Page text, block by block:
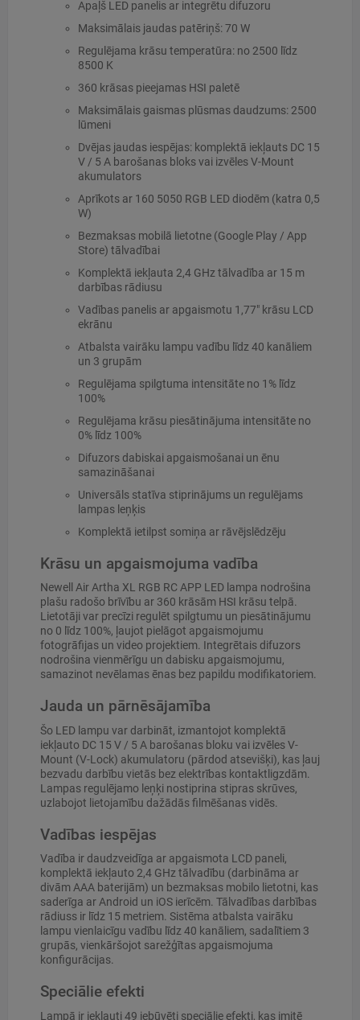
Apaļš LED panelis ar integrētu difuzoru
Maksimālais jaudas patēriņš: 70 W
Regulējama krāsu temperatūra: no 2500 līdz
8500 K
360 krāsas pieejamas HSI paletē
Maksimālais gaismas plūsmas daudzums: 2500
lūmeni
Dvējas jaudas iespējas: komplektā iekļauts DC 15
V / 5 A barošanas bloks vai izvēles V-Mount
akumulators
Aprīkots ar 160 5050 RGB LED diodēm (katra 0,5
W)
Bezmaksas mobilā lietotne (Google Play / App
Store) tālvadībai
Komplektā iekļauta 2,4 GHz tālvadība ar 15 m
darbības rādiusu
Vadības panelis ar apgaismotu 1,77" krāsu LCD
ekrānu
Atbalsta vairāku lampu vadību līdz 40 kanāliem
un 3 grupām
Regulējama spilgtuma intensitāte no 1% līdz
100%
Regulējama krāsu piesātinājuma intensitāte no
0% līdz 100%
Difuzors dabiskai apgaismošanai un ēnu
samazināšanai
Universāls statīva stiprinājums un regulējams
lampas leņķis
Komplektā ietilpst somiņa ar rāvējslēdzēju
Krāsu un apgaismojuma vadība
Newell Air Artha XL RGB RC APP LED lampa nodrošina
plašu radošo brīvību ar 360 krāsām HSI krāsu telpā.
Lietotāji var precīzi regulēt spilgtumu un piesātinājumu
no 0 līdz 100%, ļaujot pielāgot apgaismojumu
fotogrāfijas un video projektiem. Integrētais difuzors
nodrošina vienmērīgu un dabisku apgaismojumu,
samazinot nevēlamas ēnas bez papildu modifikatoriem.
Jauda un pārnēsājamība
Šo LED lampu var darbināt, izmantojot komplektā
iekļauto DC 15 V / 5 A barošanas bloku vai izvēles V-
Mount (V-Lock) akumulatoru (pārdod atsevišķi), kas ļauj
bezvadu darbību vietās bez elektrības kontaktligzdām.
Lampas regulējamo leņķi nostiprina stipras skrūves,
uzlabojot lietojamību dažādās filmēšanas vidēs.
Vadības iespējas
Vadība ir daudzveidīga ar apgaismota LCD paneli,
komplektā iekļauto 2,4 GHz tālvadību (darbināma ar
divām AAA baterijām) un bezmaksas mobilo lietotni, kas
saderīga ar Android un iOS ierīcēm. Tālvadības darbības
rādiuss ir līdz 15 metriem. Sistēma atbalsta vairāku
lampu vienlaicīgu vadību līdz 40 kanāliem, sadalītiem 3
grupās, vienkāršojot sarežģītas apgaismojuma
konfigurācijas.
Speciālie efekti
Lampā ir iekļauti 49 iebūvēti speciālie efekti, kas imitē